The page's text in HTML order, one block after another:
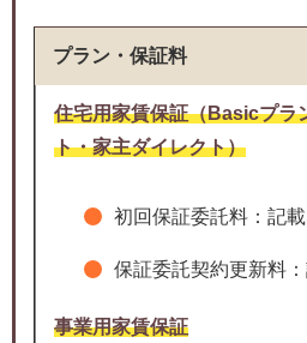
プラン・保証料
住宅用家賃保証（Basicプラ
ト・家主ダイレクト）
初回保証委託料：記
保証委託契約更新料
事業用家賃保証